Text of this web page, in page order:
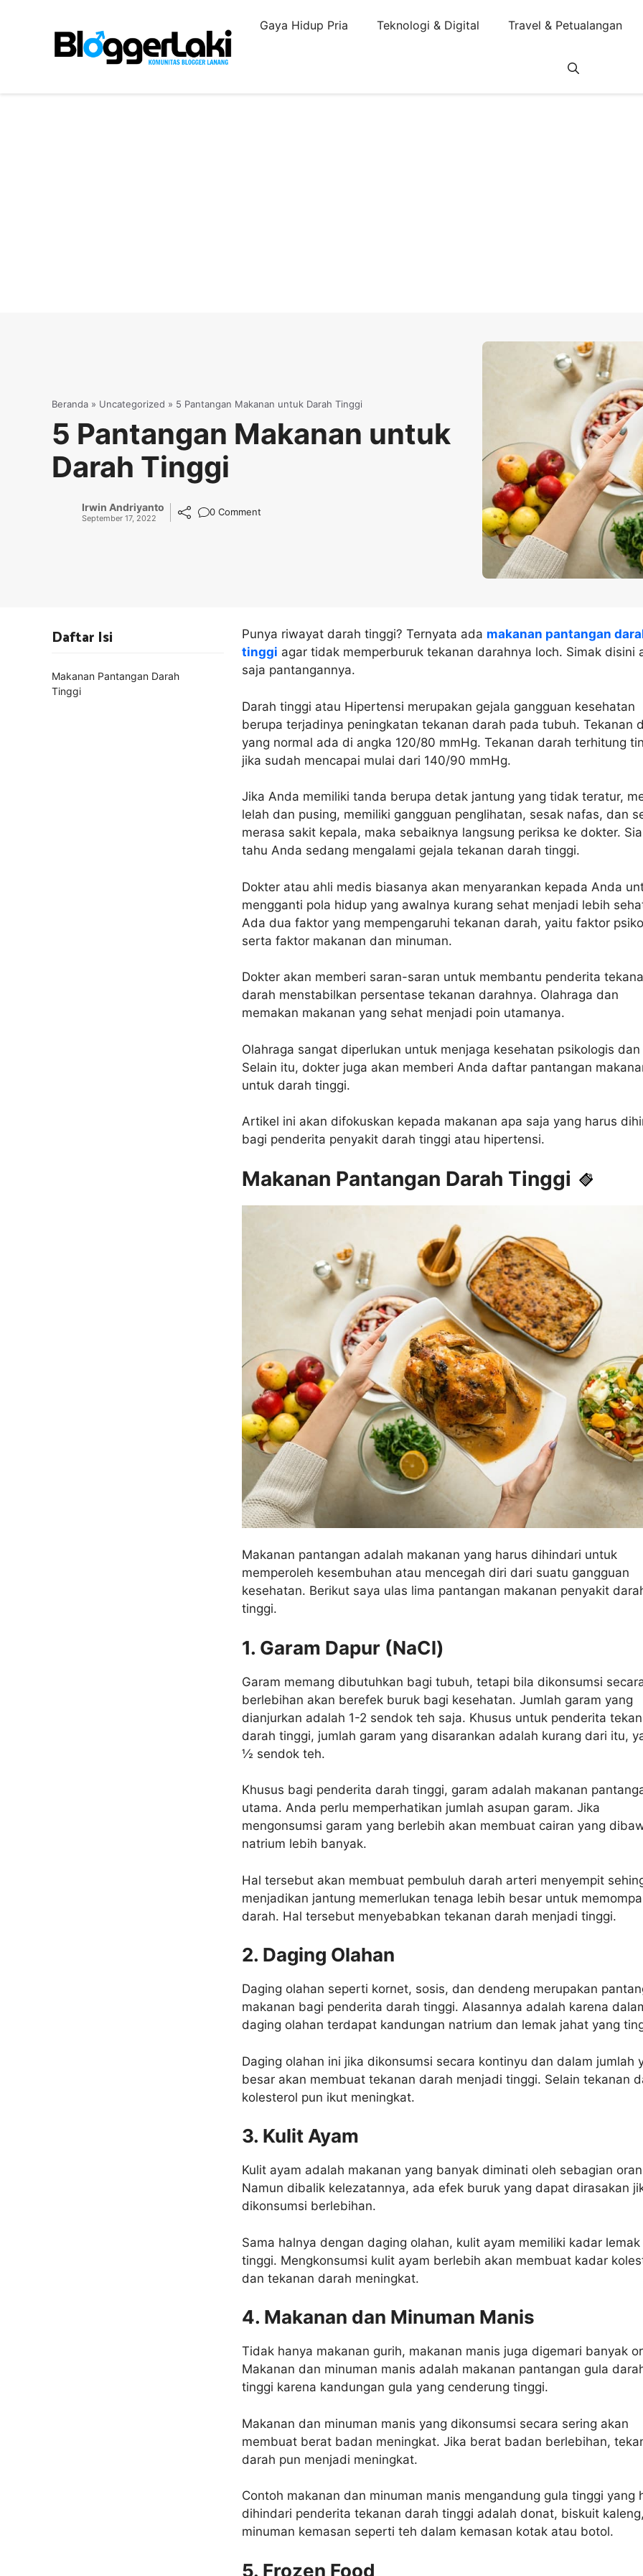
Gaya Hidup Pria Teknologi & Digital Travel & Petualangan
Beranda » Uncategorized » 5 Pantangan Makanan untuk Darah Tinggi
5 Pantangan Makanan untuk
Darah Tinggi
Irwin Andriyanto
September 17, 2022
0 Comment
Punya riwayat darah tinggi? Ternyata ada makanan pantangan
tinggi agar tidak memperburuk tekanan darahnya loch. Simak disini
saja pantangannya.
Darah tinggi atau Hipertensi merupakan gejala gangguan kesehatan
berupa terjadinya peningkatan tekanan darah pada tubuh. Tekanan
yang normal ada di angka 120/80 mmHg. Tekanan darah terhitung
jika sudah mencapai mulai dari 140/90 mmHg.
Jika Anda memiliki tanda berupa detak jantung yang tidak teratur,
lelah dan pusing, memiliki gangguan penglihatan, sesak nafas, dan
merasa sakit kepala, maka sebaiknya langsung periksa ke dokter.
tahu Anda sedang mengalami gejala tekanan darah tinggi.
Dokter atau ahli medis biasanya akan menyarankan kepada Anda
mengganti pola hidup yang awalnya kurang sehat menjadi lebih
Ada dua faktor yang mempengaruhi tekanan darah, yaitu faktor
serta faktor makanan dan minuman.
Dokter akan memberi saran-saran untuk membantu penderita
darah menstabilkan persentase tekanan darahnya. Olahraga dan
memakan makanan yang sehat menjadi poin utamanya.
Olahraga sangat diperlukan untuk menjaga kesehatan psikologis
Selain itu, dokter juga akan memberi Anda daftar pantangan
untuk darah tinggi.
Artikel ini akan difokuskan kepada makanan apa saja yang harus
bagi penderita penyakit darah tinggi atau hipertensi.
Makanan Pantangan Darah Tinggi
Makanan pantangan adalah makanan yang harus dihindari untuk
memperoleh kesembuhan atau mencegah diri dari suatu gangguan
kesehatan. Berikut saya ulas lima pantangan makanan penyakit
tinggi.
1. Garam Dapur (NaCl)
Garam memang dibutuhkan bagi tubuh, tetapi bila dikonsumsi
berlebihan akan berefek buruk bagi kesehatan. Jumlah garam yang
dianjurkan adalah 1-2 sendok teh saja. Khusus untuk penderita
darah tinggi, jumlah garam yang disarankan adalah kurang dari itu,
½ sendok teh.
Khusus bagi penderita darah tinggi, garam adalah makanan
utama. Anda perlu memperhatikan jumlah asupan garam. Jika
mengonsumsi garam yang berlebih akan membuat cairan yang
natrium lebih banyak.
Hal tersebut akan membuat pembuluh darah arteri menyempit
menjadikan jantung memerlukan tenaga lebih besar untuk memompa
darah. Hal tersebut menyebabkan tekanan darah menjadi tinggi.
2. Daging Olahan
Daging olahan seperti kornet, sosis, dan dendeng merupakan
makanan bagi penderita darah tinggi. Alasannya adalah karena
daging olahan terdapat kandungan natrium dan lemak jahat yang
Daging olahan ini jika dikonsumsi secara kontinyu dan dalam jumlah
besar akan membuat tekanan darah menjadi tinggi. Selain tekanan
kolesterol pun ikut meningkat.
3. Kulit Ayam
Kulit ayam adalah makanan yang banyak diminati oleh sebagian
Namun dibalik kelezatannya, ada efek buruk yang dapat dirasakan
dikonsumsi berlebihan.
Sama halnya dengan daging olahan, kulit ayam memiliki kadar lemak
tinggi. Mengkonsumsi kulit ayam berlebih akan membuat kadar
dan tekanan darah meningkat.
4. Makanan dan Minuman Manis
Tidak hanya makanan gurih, makanan manis juga digemari banyak
Makanan dan minuman manis adalah makanan pantangan gula
tinggi karena kandungan gula yang cenderung tinggi.
Makanan dan minuman manis yang dikonsumsi secara sering akan
membuat berat badan meningkat. Jika berat badan berlebihan,
darah pun menjadi meningkat.
Contoh makanan dan minuman manis mengandung gula tinggi yang
dihindari penderita tekanan darah tinggi adalah donat, biskuit
minuman kemasan seperti teh dalam kemasan kotak atau botol.
5. Frozen Food
Daftar Isi
Makanan Pantangan Darah
Tinggi